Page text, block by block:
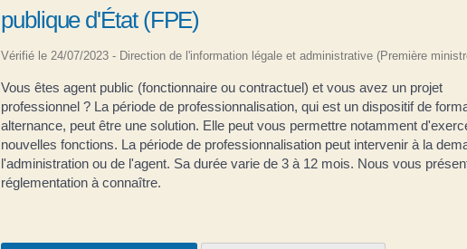
publique d'État (FPE)
Vérifié le 24/07/2023 - Direction de l'information légale et administrative (Première
Vous êtes agent public (fonctionnaire ou contractuel) et vous avez un projet
professionnel ? La période de professionnalisation, qui est un dispositif de
alternance, peut être une solution. Elle peut vous permettre notamment
nouvelles fonctions. La période de professionnalisation peut intervenir à la
l'administration ou de l'agent. Sa durée varie de 3 à 12 mois. Nous vous
réglementation à connaître.